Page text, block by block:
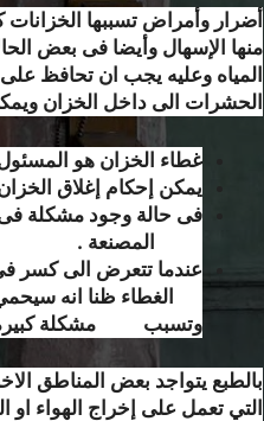
أضرار وأمراض تسببها
منها الإسهال وأيضا فى بعض
المياه وعليه يجب ان تحافظ
الحشرات الى داخل الخزان
غطاء الخزان هو
يمكن إحكام إغلاق
فى حالة وجود مشكلة
المصنعة .
عندما تتعرض الى كسر
الغطاء ظنا انه
وتسبب مشكلة كبيرة
بالطبع يتواجد بعض المناطق
التي تعمل على إخراج الهواء او